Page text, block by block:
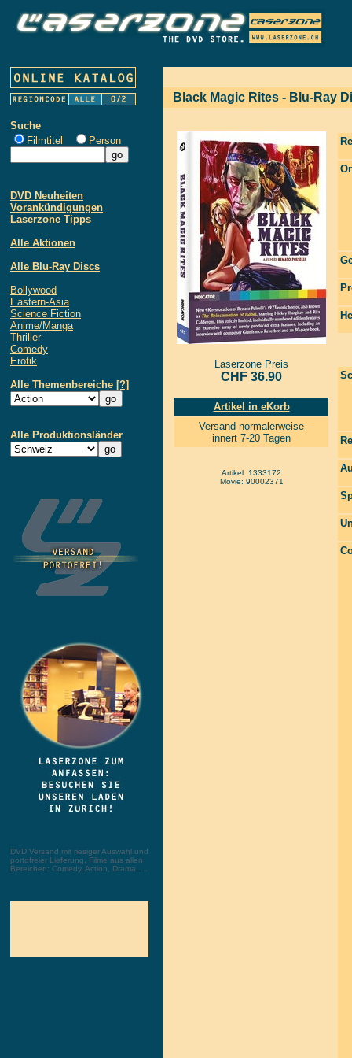
Suche
Filmtitel
Person
DVD Neuheiten
Vorankündigungen
Laserzone Tipps
Alle Aktionen
Alle Blu-Ray Discs
Bollywood
Eastern-Asia
Science Fiction
Anime/Manga
Thriller
Comedy
Erotik
Alle Themenbereiche [?]
Alle Produktionsländer
DVD Versand mit riesiger Auswahl und
portofreier Lieferung. Filme aus allen
Bereichen: Comedy, Action, Drama, ...
Black Magic Rites - Blu-Ray
Laserzone Preis
CHF 36.90
Artikel in eKorb
Versand normalerweise
innert 7-20 Tagen
Artikel: 1333172
Movie: 90002371